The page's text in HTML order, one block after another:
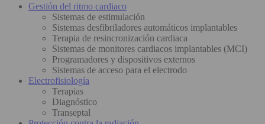
Gestión del ritmo cardiaco
Sistemas de estimulación
Sistemas desfibriladores automáticos implantables
Terapia de resincronización cardiaca
Sistemas de monitores cardiacos implantables (MCI)
Programadores y dispositivos externos
Sistemas de acceso para el electrodo
Electrofisiología
Terapias
Diagnóstico
Transeptal